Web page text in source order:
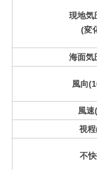
現地気
(変
海面気
風向
風速
視
不